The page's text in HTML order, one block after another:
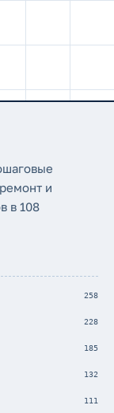
и
в 108
258
228
185
132
111